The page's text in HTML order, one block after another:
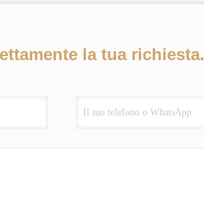
la tua richiesta.